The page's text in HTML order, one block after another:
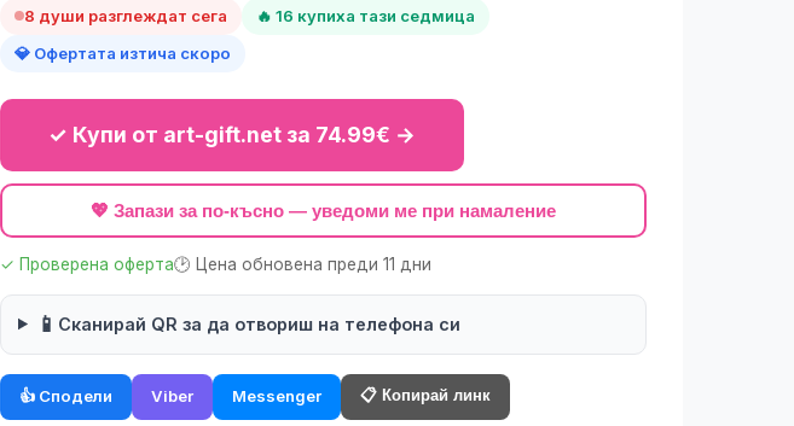
8 души разглеждат сега
🔥 16 купиха тази седмица
💎 Офертата изтича скоро
✓ Купи от art-gift.net за 74.99€ →
💖 Запази за по-късно — уведоми ме при намаление
✓ Проверена оферта🕑 Цена обновена преди 11 дни
📱 Сканирай QR за да отвориш на телефона си
👍 Сподели Viber Messenger 📋 Копирай линк